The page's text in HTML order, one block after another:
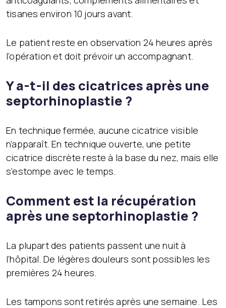
tisanes environ 10 jours avant.
Le patient reste en observation 24 heures après
l’opération et doit prévoir un accompagnant.
Y a-t-il des cicatrices après une
septorhinoplastie ?
En technique fermée, aucune cicatrice visible
n’apparaît. En technique ouverte, une petite
cicatrice discrète reste à la base du nez, mais elle
s’estompe avec le temps.
Comment est la récupération
après une septorhinoplastie ?
La plupart des patients passent une nuit à
l’hôpital. De légères douleurs sont possibles les
premières 24 heures.
Les tampons sont retirés après une semaine. Les